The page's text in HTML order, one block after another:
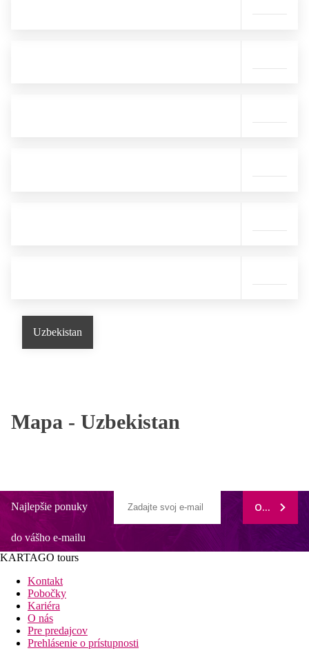
Uzbekistan
Mapa - Uzbekistan
Najlepšie ponuky
do vášho e-mailu
ODOBERAŤ
KARTAGO tours
Kontakt
Pobočky
Kariéra
O nás
Pre predajcov
Prehlásenie o prístupnosti